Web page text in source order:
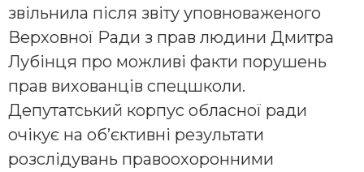
звільнила після звіту уповноваженого
Верховної Ради з прав людини Дмитра
Лубінця про можливі факти порушень
прав вихованців спецшколи.
Депутатський корпус обласної ради
очікує на об’єктивні результати
розслідувань правоохоронними